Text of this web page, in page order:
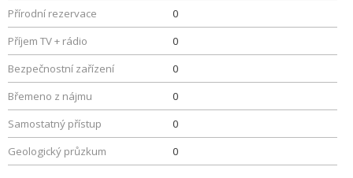
Přírodní rezervace
0
Příjem TV + rádio
0
Bezpečnostní zařízení
0
Břemeno z nájmu
0
Samostatný přístup
0
Geologický průzkum
0